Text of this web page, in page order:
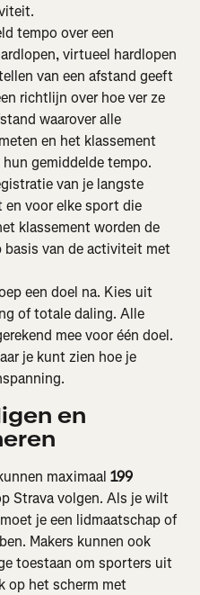
tempo over een
virtueel hardlopen
van een afstand geeft
richtlijn over hoe ver ze
waarover alle
en het klassement
gemiddelde tempo.
van je langste
voor elke sport die
klassement worden de
van de activiteit met
een doel na. Kies uit
of totale daling. Alle
mee voor één doel.
je kunt zien hoe je
en
maximaal 199
Strava volgen. Als je wilt
je een lidmaatschap of
Makers kunnen ook
toestaan om sporters uit
op het scherm met